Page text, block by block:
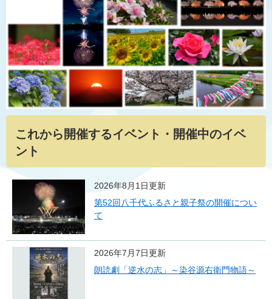
これから開催するイベント・開催中のイベ
ント
2026年8月1日更新
第52回八千代ふるさと親子祭の開催につい
て
2026年7月7日更新
朗読劇「逆水の志」～染谷源右衛門物語～